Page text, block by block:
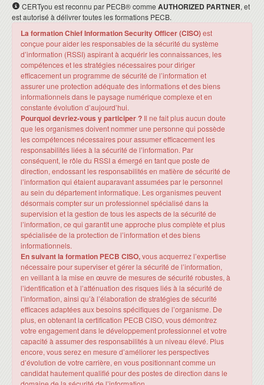
CERTyou est reconnu par PECB® commeAUTHORIZED PARTNER, et
est autorisé à délivrer toutes les formations PECB.
La formation Chief Information Security Officer (CISO)est
conçue pour aider les responsables de la sécurité du système
d’information (RSSI) aspirant à acquérir les connaissances, les
compétences et les stratégies nécessaires pour diriger
efficacement un programme de sécurité de l’information et
assurer une protection adéquate des informations et des biens
informationnels dans le paysage numérique complexe et en
constante évolution d’aujourd’hui.
Pourquoi devriez-vous y participer ? Il ne fait plus aucun doute
que les organismes doivent nommer une personne qui possède
les compétences nécessaires pour assumer efficacement les
responsabilités liées à la sécurité de l’information. Par
conséquent, le rôle du RSSI a émergé en tant que poste de
direction, endossant les responsabilités en matière de sécurité de
l’information qui étaient auparavant assumées par le personnel
au sein du département informatique. Les organismes peuvent
désormais compter sur un professionnel spécialisé dans la
supervision et la gestion de tous les aspects de la sécurité de
l’information, ce qui garantit une approche plus complète et plus
spécialisée de la protection de l’information et des biens
informationnels.
En suivant la formation PECB CISO,vous acquerrez l’expertise
nécessaire pour superviser et gérer la sécurité de l’information,
en veillant à la mise en œuvre de mesures de sécurité robustes, à
l’identification et à l’atténuation des risques liés à la sécurité de
l’information, ainsi qu’à l’élaboration de stratégies de sécurité
efficaces adaptées aux besoins spécifiques de l’organisme. De
plus, en obtenant la certification PECB CISO, vous démontrez
votre engagement dans le développement professionnel et votre
capacité à assumer des responsabilités à un niveau élevé. Plus
encore, vous serez en mesure d’améliorer les perspectives
d’évolution de votre carrière, en vous positionnant comme un
candidat hautement qualifié pour des postes de direction dans le